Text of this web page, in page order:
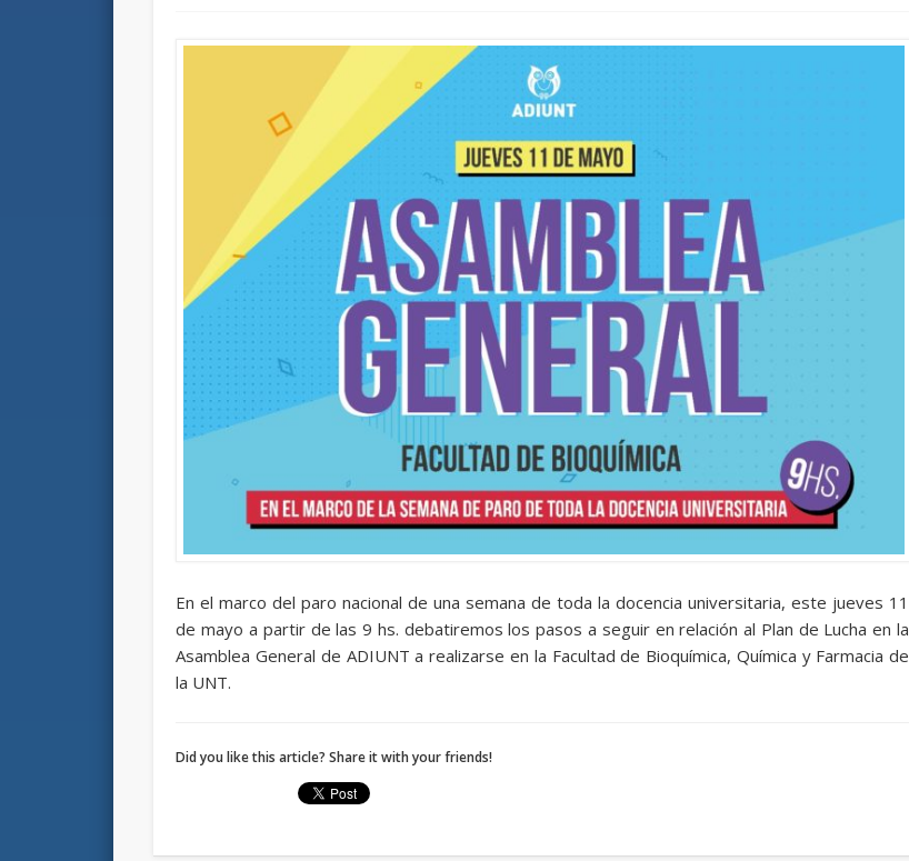
En el marco del paro nacional de una semana de toda la docencia universitaria, este jueves 11
de mayo a partir de las 9 hs. debatiremos los pasos a seguir en relación al Plan de Lucha en la
Asamblea General de ADIUNT a realizarse en la Facultad de Bioquímica, Química y Farmacia de
la UNT.
Did you like this article? Share it with your friends!